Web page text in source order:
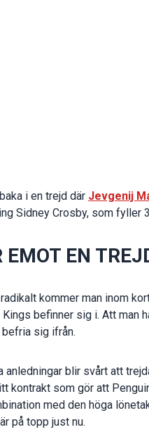
i en trejd där Jevgenij
Sidney Crosby, som fyller
EN
kommer man inom
befinner sig i. Att man
sig ifrån.
blir svårt att
som gör att
med den höga
på topp just nu.